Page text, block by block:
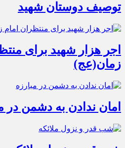
توصیف دوستان شهید
اجر هزار شهید برای
زمان(عج)
امان ندادن به دشمن در